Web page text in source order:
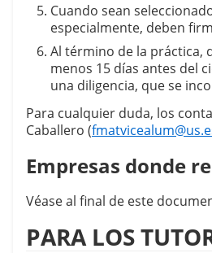
Cuando sean
especialmente, deben
Al término de la práctica,
menos 15 días antes del
una diligencia, que se
Para cualquier duda, los
Caballero (
Empresas donde
Véase al final de este
PARA LOS